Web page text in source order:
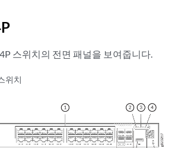
스위치의 전면 패널을 보여줍니다.
위치